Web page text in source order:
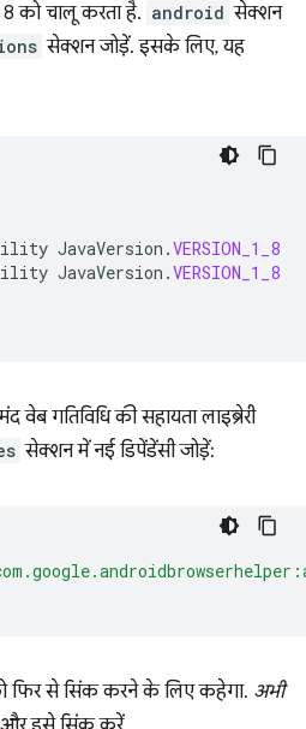
को चालू करता है. android सेक्शन
सेक्शन जोड़ें. इसके लिए, यह
JavaVersion .VERSION_1_8
JavaVersion .VERSION_1_8
वेब गतिविधि की सहायता लाइब्रेरी
सेक्शन में नई डिपेंडेंसी जोड़ें:
फिर से सिंक करने के लिए कहेगा. अभी